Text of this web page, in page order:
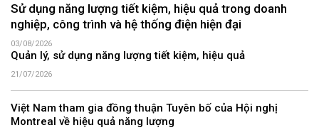
Sử dụng năng lượng tiết kiệm, hiệu quả trong doanh
nghiệp, công trình và hệ thống điện hiện đại
03/08/2026
Quản lý, sử dụng năng lượng tiết kiệm, hiệu quả
21/07/2026
Việt Nam tham gia đồng thuận Tuyên bố của Hội nghị
Montreal về hiệu quả năng lượng